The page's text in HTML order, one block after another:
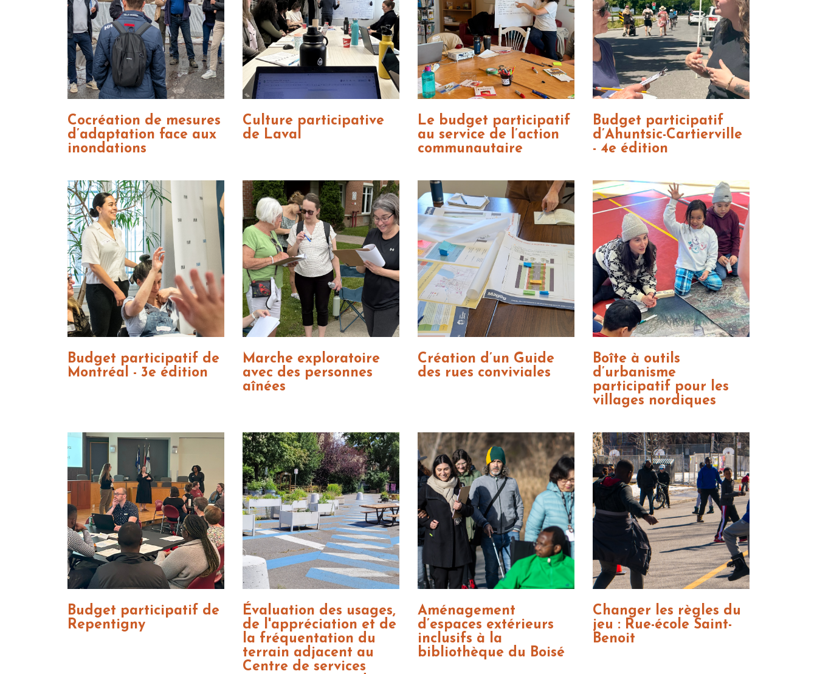
Cocréation de mesures
d’adaptation face aux
inondations
Culture participative
de Laval
Le budget participatif
au service de l’action
communautaire
Budget participatif
d’Ahuntsic-Cartierville
- 4e édition
Budget participatif de
Montréal - 3e édition
Marche exploratoire
avec des personnes
aînées
Création d’un Guide
des rues conviviales
Boîte à outils
d’urbanisme
participatif pour les
villages nordiques
Budget participatif de
Repentigny
Évaluation des usages,
de l'appréciation et de
la fréquentation du
terrain adjacent au
Centre de services
Aménagement
d’espaces extérieurs
inclusifs à la
bibliothèque du Boisé
Changer les règles du
jeu : Rue-école Saint-
Benoit